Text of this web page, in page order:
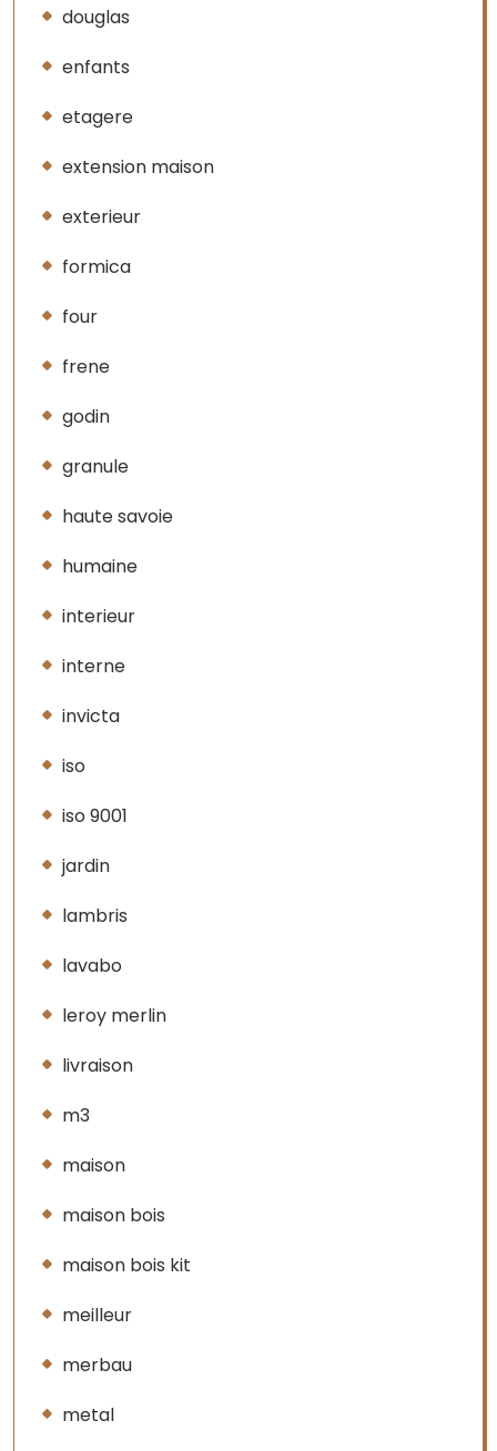
douglas
enfants
etagere
extension maison
exterieur
formica
four
frene
godin
granule
haute savoie
humaine
interieur
interne
invicta
iso
iso 9001
jardin
lambris
lavabo
leroy merlin
livraison
m3
maison
maison bois
maison bois kit
meilleur
merbau
metal